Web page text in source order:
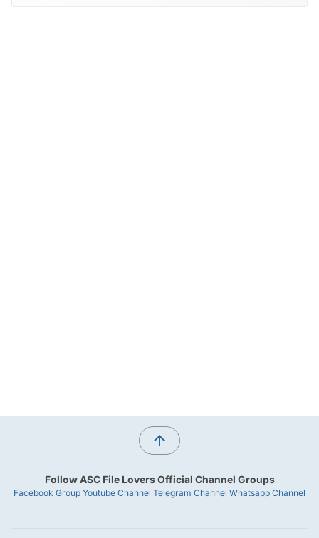
Follow ASC File Lovers Official Channel Groups
Facebook Group Youtube Channel Telegram Channel Whatsapp Channel